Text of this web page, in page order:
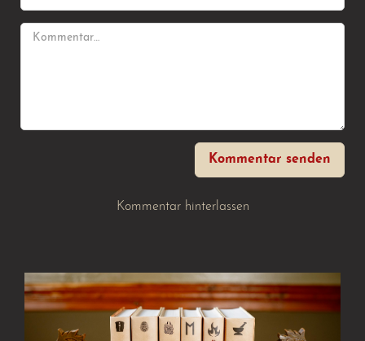
Kommentar senden
Kommentar hinterlassen